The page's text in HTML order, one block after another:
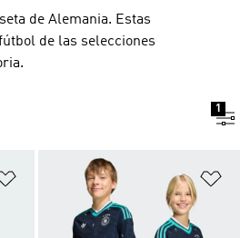
de Alemania. Estas
de las selecciones
1
Añadir a la lista de deseos